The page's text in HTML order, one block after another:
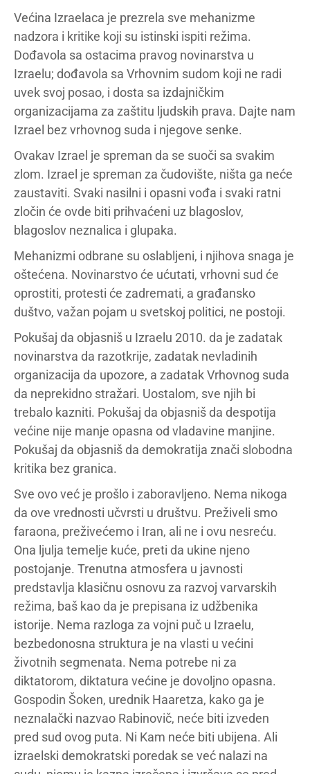
Većina Izraelaca je prezrela sve mehanizme
nadzora i kritike koji su istinski ispiti režima.
Dođavola sa ostacima pravog novinarstva u
Izraelu; dođavola sa Vrhovnim sudom koji ne radi
uvek svoj posao, i dosta sa izdajničkim
organizacijama za zaštitu ljudskih prava. Dajte nam
Izrael bez vrhovnog suda i njegove senke.
Ovakav Izrael je spreman da se suoči sa svakim
zlom. Izrael je spreman za čudovište, ništa ga neće
zaustaviti. Svaki nasilni i opasni vođa i svaki ratni
zločin će ovde biti prihvaćeni uz blagoslov,
blagoslov neznalica i glupaka.
Mehanizmi odbrane su oslabljeni, i njihova snaga je
oštećena. Novinarstvo će ućutati, vrhovni sud će
oprostiti, protesti će zadremati, a građansko
duštvo, važan pojam u svetskoj politici, ne postoji.
Pokušaj da objasniš u Izraelu 2010. da je zadatak
novinarstva da razotkrije, zadatak nevladinih
organizacija da upozore, a zadatak Vrhovnog suda
da neprekidno stražari. Uostalom, sve njih bi
trebalo kazniti. Pokušaj da objasniš da despotija
većine nije manje opasna od vladavine manjine.
Pokušaj da objasniš da demokratija znači slobodna
kritika bez granica.
Sve ovo već je prošlo i zaboravljeno. Nema nikoga
da ove vrednosti učvrsti u društvu. Preživeli smo
faraona, preživećemo i Iran, ali ne i ovu nesreću.
Ona ljulja temelje kuće, preti da ukine njeno
postojanje. Trenutna atmosfera u javnosti
predstavlja klasičnu osnovu za razvoj varvarskih
režima, baš kao da je prepisana iz udžbenika
istorije. Nema razloga za vojni puč u Izraelu,
bezbedonosna struktura je na vlasti u većini
životnih segmenata. Nema potrebe ni za
diktatorom, diktatura većine je dovoljno opasna.
Gospodin Šoken, urednik Haaretza, kako ga je
neznalački nazvao Rabinovič, neće biti izveden
pred sud ovog puta. Ni Kam neće biti ubijena. Ali
izraelski demokratski poredak se već nalazi na